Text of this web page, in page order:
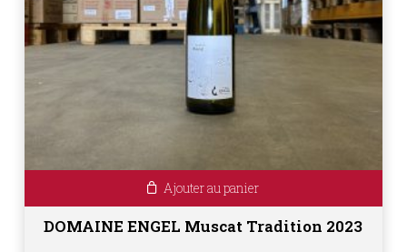
Ajouter au panier
DOMAINE ENGEL Muscat Tradition 2023